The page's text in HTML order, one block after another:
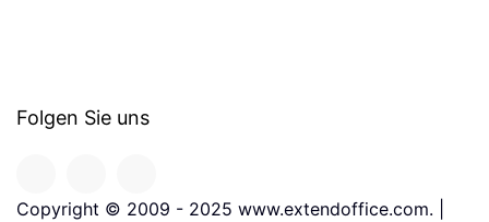
Folgen Sie uns
Copyright © 2009 - 2025 www.extendoffice.com. |